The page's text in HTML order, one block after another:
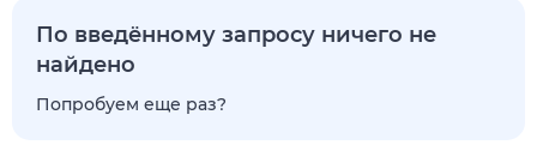
По введённому запросу ничего не
найдено
Попробуем еще раз?